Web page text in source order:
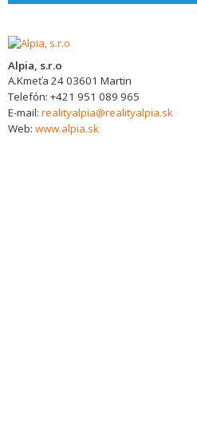
Alpia, s.r.o
A.Kmeťa 2403601 Martin
Telefón: +421 951 089 965
E-mail: realityalpia@realityalpia.sk
Web: www.alpia.sk